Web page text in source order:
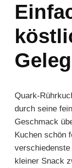
Quark-
durch seine
Geschmack
Kuchen schön
kleiner Snack